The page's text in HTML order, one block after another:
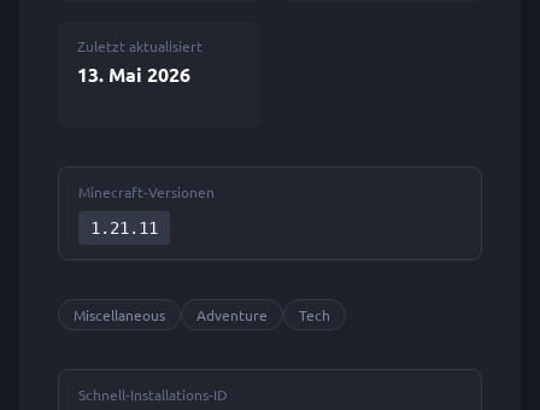
Zuletzt aktualisiert
13. Mai 2026
Minecraft-Versionen
1.21.11
Miscellaneous Adventure Tech
Schnell-Installations-ID